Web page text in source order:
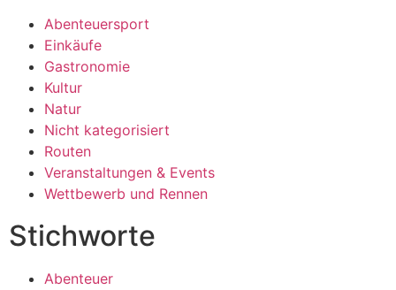
Abenteuersport
Einkäufe
Gastronomie
Kultur
Natur
Nicht kategorisiert
Routen
Veranstaltungen & Events
Wettbewerb und Rennen
Stichworte
Abenteuer